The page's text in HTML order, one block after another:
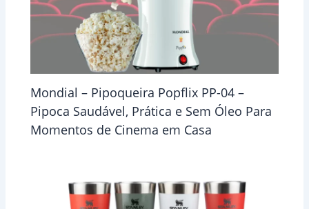
Mondial – Pipoqueira Popflix PP-04 –
Pipoca Saudável, Prática e Sem Óleo Para
Momentos de Cinema em Casa